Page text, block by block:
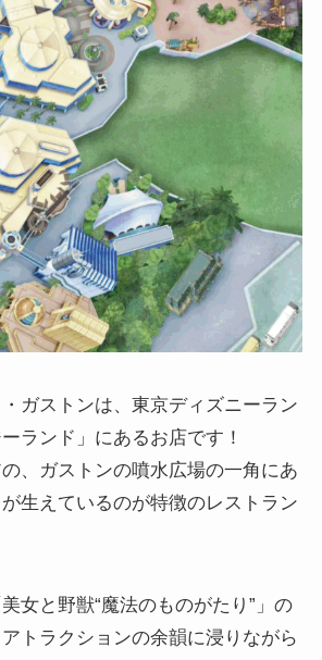
ガストンは、東京ディズニーラン
ランド」にあるお店です！
、ガストンの噴水広場の一角にあ
生えているのが特徴のレストラン
女と野獣“魔法のものがたり”」の
トラクションの余韻に浸りながら